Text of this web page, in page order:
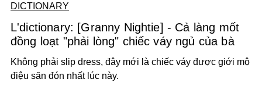
DICTIONARY
L'dictionary: [Granny Nightie] - Cả làng mốt
đồng loạt "phải lòng" chiếc váy ngủ của bà
Không phải slip dress, đây mới là chiếc váy được giới mộ
điệu săn đón nhất lúc này.